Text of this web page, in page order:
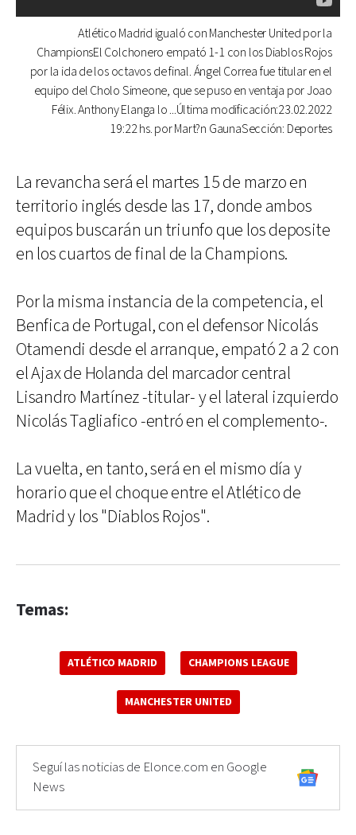
Atlético Madrid igualó con Manchester United por la
ChampionsEl Colchonero empató 1-1 con los Diablos Rojos
por la ida de los octavos de final. Ángel Correa fue titular en el
equipo del Cholo Simeone, que se puso en ventaja por Joao
Félix. Anthony Elanga lo ...Última modificación:23.02.2022
19:22 hs. por Mart?n GaunaSección: Deportes
La revancha será el martes 15 de marzo en
territorio inglés desde las 17, donde ambos
equipos buscarán un triunfo que los deposite
en los cuartos de final de la Champions.
Por la misma instancia de la competencia, el
Benfica de Portugal, con el defensor Nicolás
Otamendi desde el arranque, empató 2 a 2 con
el Ajax de Holanda del marcador central
Lisandro Martínez -titular- y el lateral izquierdo
Nicolás Tagliafico -entró en el complemento-.
La vuelta, en tanto, será en el mismo día y
horario que el choque entre el Atlético de
Madrid y los "Diablos Rojos".
Temas:
ATLÉTICO MADRID CHAMPIONS LEAGUE
MANCHESTER UNITED
Seguí las noticias de Elonce.com en Google
News